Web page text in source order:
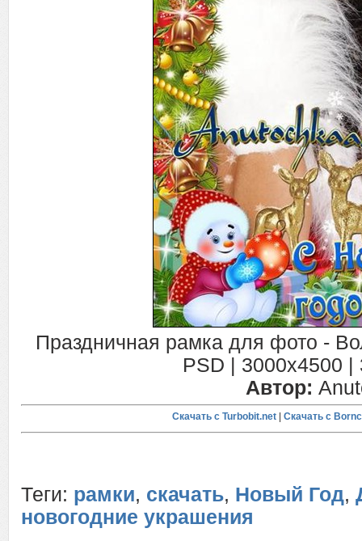
Праздничная рамка для фото -
PSD | 3000х4500
Автор:
Скачать с Turbobit.net| Скачать с
Теги: рамки, скачать, Новый Год,
новогодние украшения